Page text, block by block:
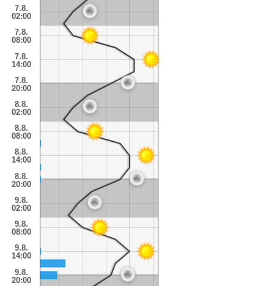
7.8.
02:00
7.8.
08:00
7.8.
14:00
7.8.
20:00
8.8.
02:00
8.8.
08:00
8.8.
14:00
8.8.
20:00
9.8.
02:00
9.8.
08:00
9.8.
14:00
9.8.
20:00